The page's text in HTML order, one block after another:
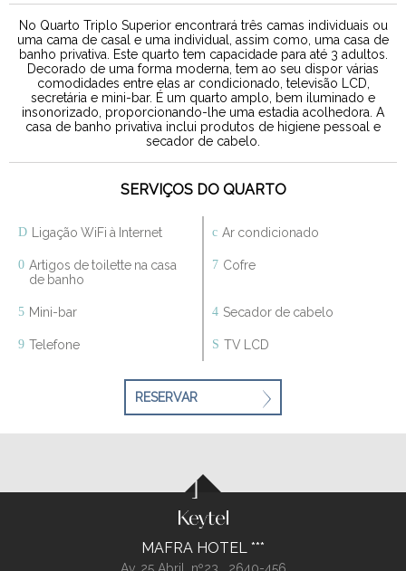
No Quarto Triplo Superior encontrará três camas individuais ou
uma cama de casal e uma individual, assim como, uma casa de
banho privativa. Este quarto tem capacidade para até 3 adultos.
Decorado de uma forma moderna, tem ao seu dispor várias
comodidades entre elas ar condicionado, televisão LCD,
secretária e mini-bar. É um quarto amplo, bem iluminado e
insonorizado, proporcionando-lhe uma estadia acolhedora. A
casa de banho privativa inclui produtos de higiene pessoal e
secador de cabelo.
SERVIÇOS DO QUARTO
Ligação WiFi à Internet Ar condicionado
Artigos de toilette na casa
de banho
Cofre
Mini-bar Secador de cabelo
Telefone TV LCD
RESERVAR
MAFRA HOTEL